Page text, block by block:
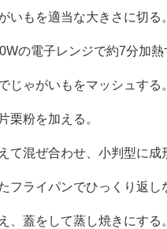
いもを適当な大きさに切る。
の電子レンジで約7分加熱
じゃがいもをマッシュする。
栗粉を加える。
て混ぜ合わせ、小判型に成
フライパンでひっくり返し
、蓋をして蒸し焼きにする。